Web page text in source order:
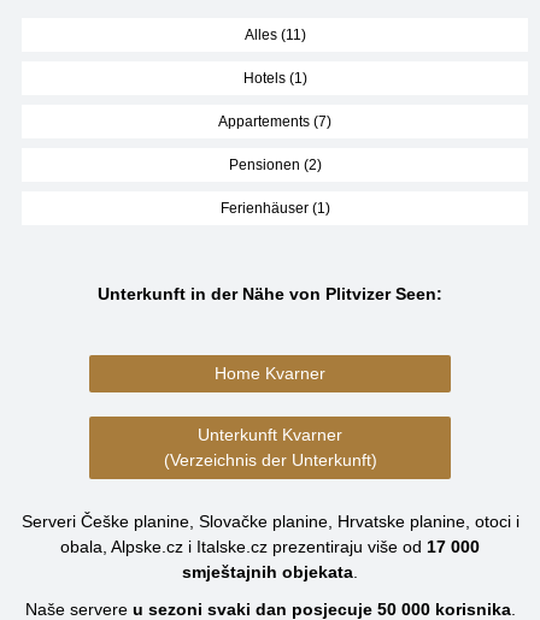
Alles (11)
Hotels (1)
Appartements (7)
Pensionen (2)
Ferienhäuser (1)
Unterkunft in der Nähe von Plitvizer Seen:
Home Kvarner
Unterkunft Kvarner
(Verzeichnis der Unterkunft)
Serveri Češke planine, Slovačke planine, Hrvatske planine, otoci i
obala, Alpske.cz i Italske.cz prezentiraju više od 17 000
smještajnih objekata
Naše servere u sezoni svaki dan posjecuje 50 000korisnika.